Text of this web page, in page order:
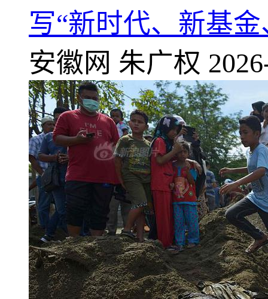
写“新时代、新基
安徽网 朱广权